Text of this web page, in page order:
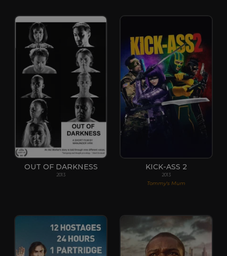
OUT OF DARKNESS
2013
KICK-ASS 2
2013
Tommy's Mum